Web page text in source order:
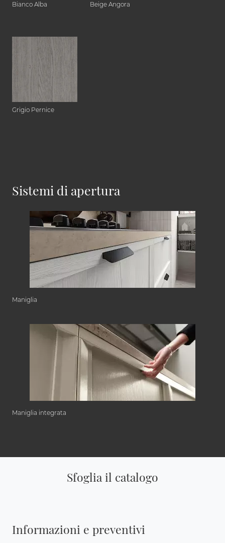
Bianco Alba Beige Angora
Grigio Pernice
Sistemi di apertura
Maniglia
Maniglia integrata
Sfoglia il catalogo
Informazioni e preventivi